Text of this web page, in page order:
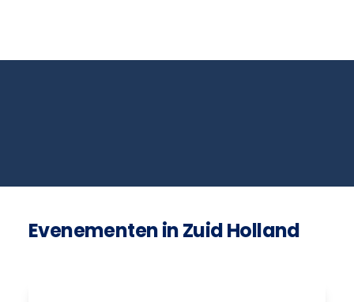
Evenementen in Zuid Holland